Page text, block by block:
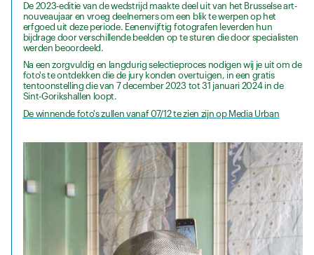
De 2023-editie van de wedstrijd maakte deel uit van het Brusselse art-
nouveaujaar en vroeg deelnemers om een blik te werpen op het
erfgoed uit deze periode. Eenenvijftig fotografen leverden hun
bijdrage door verschillende beelden op te sturen die door specialisten
werden beoordeeld.
Na een zorgvuldig en langdurig selectieproces nodigen wij je uit om de
foto's te ontdekken die de jury konden overtuigen, in een gratis
tentoonstelling die van 7 december 2023 tot 31 januari 2024 in de
Sint-Gorikshallen loopt.
De winnende foto's zullen vanaf 07/12 te zien zijn op Media Urban